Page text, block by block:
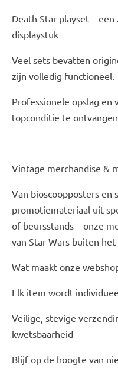
Death Star playset –
displaystuk
Veel sets bevatten
zijn volledig functioneel.
Professionele opslag en
topconditie te ontvangen
Vintage merchandise &
Van bioscoopposters en
promotiemateriaal uit
of beursstands – onze
van Star Wars buiten het
Wat maakt onze
Elk item wordt
Veilige, stevige
kwetsbaarheid
Blijf op de hoogte van